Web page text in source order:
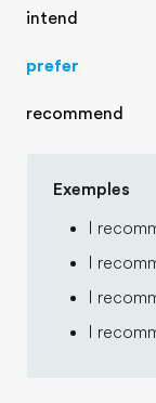
intend
prefer
recommend
Exemples
I
I
I
I